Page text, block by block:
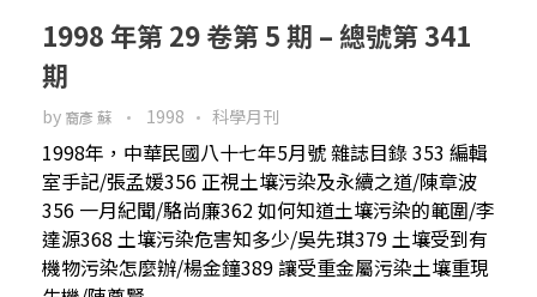
1998 年第 29 卷第 5 期 – 總號第 341
期
by 裔彥 蘇 1998 科學月刊
1998年，中華民國八十七年5月號 雜誌目錄 353 編輯
室手記/張孟媛356 正視土壤污染及永續之道/陳章波
356 一月紀聞/駱尚廉362 如何知道土壤污染的範圍/李
達源368 土壤污染危害知多少/吳先琪379 土壤受到有
機物污染怎麼辦/楊金鐘389 讓受重金屬污染土壤重現